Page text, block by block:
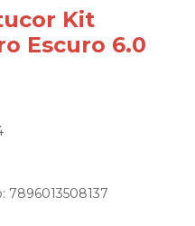
Kit
Escuro 6.0
7896013508137